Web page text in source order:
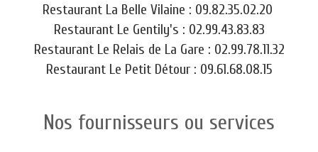
Restaurant La Belle Vilaine : 09.82.35.02.20
Restaurant Le Gentily's : 02.99.43.83.83
Restaurant Le Relais de La Gare : 02.99.78.11.32
Restaurant Le Petit Détour : 09.61.68.08.15
Nos fournisseurs ou services